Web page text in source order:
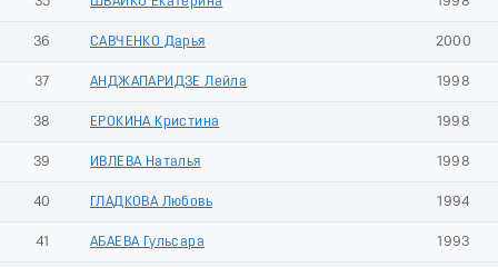
36 САВЧЕНКО Дарья 2000
37 АНДЖАПАРИДЗЕ Лейла 1998
38 ЕРОКИНА Кристина 1998
39 ИВЛЕВА Наталья 1998
40 ГЛАДКОВА Любовь 1994
41 АБАЕВА Гульсара 1993